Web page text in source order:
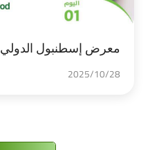
معرض إسطنبول الدولي
2025/10/28